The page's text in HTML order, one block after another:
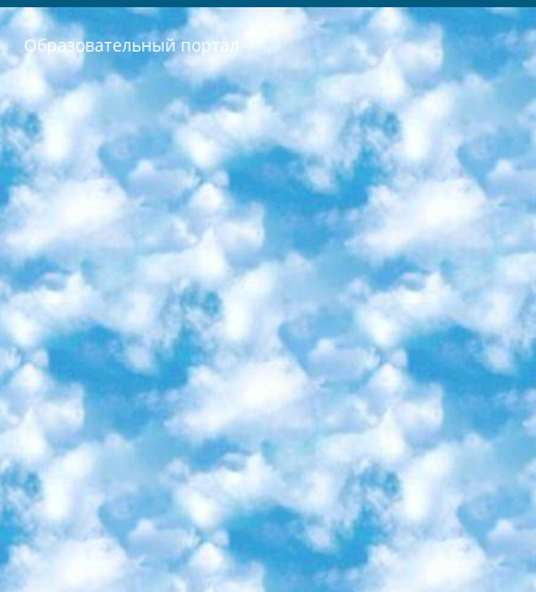
Образовательный портал
РЕСПУБЛИКА УЗБЕКИСТАН МИНИСТРЕРСТВО ДОШКОЛЬНОГО И ШКОЛЬНОГО ОБРАЗОВАНИЯ КОМАНДА в общеобразовательных учреждениях в 2023-2024 учебном году организация и проведение итоговой государственной аттестации обучающихся о Министра дошкольного и школьного образования Республики Узбекистан от 4 марта 2008 года (постановлением Минюста от 20 марта 2008 года № 1778 государственной регистрации) «Итоговое состояние учащихся общего среднего образования на основании положения об утверждении положения об аттестации общего среднего образования выпускной экзамен студентов в образовательных учреждениях в 2023-2024 учебном году В целях организации и прохождения аттестации приказываю: 1. Следующее: перечень предметов, по которым будет проводиться итоговая государственная аттестация и экзамен формы перевода согласно приложению 1; сертификаты международного образца, оценивающие уровень владения иностранными языками перечень согласно приложению 2; 2. Педагогический при специализированных образовательных учреждениях. научно-практический центр квалификации и международной оценки (Д.Давидова) 2024 г. До 25 марта: задания по предметам, по которым будет проводиться итоговая аттестация разработка и утверждение технических условий; итоговая аттестация на основании разработанного предметного задания разработка вопросов по предметам (устно и письменно), экзамен передача; общеобразовательные средние школы и специальные учебные заведения учащиеся выпускных классов школ и интернатов в агентской системе подготовка базы данных экзаменационных материалов и критериев оценки; перевод базы экзаменационных материалов на все языки обучения подать в Республиканский образовательный центр для изготовления; варианты экзаменов на основе разработанных контрольных материалов пусть будут поставлены задачи формирования. 3. Республиканский образовательный центр (Ш.Худайкулов) до 5 апреля 2024 года. до: база данных предоставленных экзаменационных материалов на все языки обучения перевод и экспертиза; для слепых, слабовидящих, глухих, слабослышащих и умственно отсталых детей учащиеся выпускных классов специализированных школ и школ-интернатов база данных экзаменационных материалов на всех преподаваемых языках подготовка критериев оценки; специализированные школы для умственно отсталых детей и технологии для учащихся выпускных классов школ-интернатов разработка соответствующих рекомендаций и критериев проведения ЕГЭ по естествознанию давать задания. 4. Педагогический при специализированных образовательных учреждениях. Научно-практический центр навыков и международной оценки (Д.Давидова), Республика образовательный центр (Худайкулов Ш.) итоговый государственный аттестационный экзамен ориентирован на творческое и логическое мышление при подготовке базы материалов учитывать введение заданий. 5. Следует отметить, что: сертификат государственного образца о знании общеобразовательного предмета и как минимум национальный уровень B1 по предметам на иностранных языках, указанным в Приложении 2. или международно признанный сертификат эквивалентного уровня студенты, изучающие определенный предмет, освобождаются от экзамена; по соответствующим предметам запланирована итоговая государственная аттестация за день до дня, путем жеребьевки Рабочей группой (в письменной форме по предметам, проводимым в форме) из числа сформированных вариантов выбрано 2 варианта; 2 выбранных варианта экзамена анонсированы на официальном сайте министерства и все выпускники по всей стране на основе этих вариантов проводит итоговую государственную аттестацию. 6. Государственное образование учащихся средних общеобразовательных учреждений. знания в соответствии с квалификационными требованиями, которые необходимо приобрести на основании стандартов итоговый (выпускной) контроль для 9 и 11 классов в целях тестирования Экзамены (далее – экзамены) состоят из предметов, перечисленных в приложении 1. будет сделано. 7. Экзамены пройдут с 26 мая по 15 июня 2024 г. (кроме науки физического воспитания). 8. Физическая для учащихся 9 классов общесредних образовательных учреждений. Экзамены по предмету «Образование, квалификация медицина» 1-6 мая 2024 года. сотрудники перевести под присмотр (с отклонениями в физическом или умственном развитии) специализированная школа для детей, школы-интернаты и со сколиозом школы-интернаты санаторного типа для больных детей исключены). 9. Он был слепым, слабовидящим и имел нарушения опорно-двигательного аппарата. экзамены в специализированных школах и интернатах для детей должны проводиться исходя из требований, предъявляемых к общеобразовательным учреждениям (физкультура кроме науки). 10. Специализированная школа для глухих и слабослышащих детей. и экзамены в интернатах и быть реализован в виде письменного теста по математике. 11. Специальность для умственно отсталых детей. Для 9 класса Родной язык и литературное письмо Государственный язык (язык обучения – узбекский). для неклассов) написано Математическое письмо Письменная/устная история Узбекистана Физическое воспитание практично Итоговый контроль Для 11 класса Написание родного языка и литературы (эссе) Математическое письмо Узбекский язык (обучение на узбекском языке) не посещающее общее среднее образование для учреждений)/Образовательное учреждение выбор письменный и устный Иностранный язык письменный/устный Письменная/устная история Узбекистана *По выбору студента:  Химия  Физика  Основы государственного права  География 10 бесплатных образовательных ресурсов - Мы составили подборку онлайн-проектов с интерактивными упражнениями, видеолекциями и статьями. Они помогут вам обрести новые и освежить старые знания бесплатно. 1. «ИНТУИТ» Старейшая образовательная площадка Рунета. Здесь вы найдёте сотни текстовых и видеокурсов на десятки различных тем — от программирования до психологии. Многие курсы подготовлены российскими университетами и крупными международными компаниями вроде Intel и Microsoft. Самостоятельное обучение бесплатное, но желающие могут оплатить услуги персональных наставников. 2. «Смартия» знакомит с актуальными профессиями и подсказывает, как им обучаться. Выбрав заинтересовавшую вас специальность — SMM-специалист, фотограф, веб-дизайнер или другую, — увидите список необходимых для неё умений. Чтобы вы могли освоить их самостоятельно, для каждого умения площадка отображает подборку ссылок на учебные материалы. Хотя «Смартия» ориентируется на русскоязычную аудиторию, часть контента всё же доступна только на английском. 3. «Лекторий Физтеха» Проект Московского физико-технического института (Физтеха). С его помощью вы можете смотреть онлайн серии лекций, записанные на видео в этом вузе. В числе доступных предметов — физика, биология, химия, информационные технологии и другие. К некоторым лекциям администрация ресурса прилагает готовые конспекты, которые можно скачивать в PDF-формате. 4. ITMOcourses Онлайн-площадка Санкт-Петербургского национального исследовательского университета информационных технологий, механики и оптики (ИТМО). Ресурс предоставляет свободный доступ к курсам, разработанным в этом вузе. Каталог материалов разбит на четыре категории: «Оптические системы и технологии», «Приборостроение и робототехника», «Информационные технологии» и «Биотехнологии». Курсы состоят из видеолекций, интерактивных демонстраций и заданий. 5. «КиберЛенинка» Электронная научная библиотека открытого доступа. Каталог площадки регулярно обрастает текстами статей из различных научных изданий. Сгруппированные по журналам и рубрикам публикации можно читать онлайн или скачивать целиком в PDF-формате. Проект нацелен на популяризацию науки за счёт открытого доступа к качественной информации. 6. «ПостНаука» На этом ресурсе публикуют подборки видеолекций, составленные экспертами из разных отраслей и объединённые общими темами. Среди них, к примеру, есть серии «Биоинформатика и геномика», «Культура средневековой Скандинавии» и Cinema Studies о теории кино. Каждая подборка лекций — логически связанная история, рассказанная экспертом от первого лица. Кроме того, на сайте появляются научно-образовательные статьи и тесты на разные темы. 7. «Newочём» Команда проекта «Newочём» отбирает самые интересные тексты из англоязычных СМИ и переводит те из них, за которые голосуют участники сообщества «ВКонтакте». По большей части это научно-популярные статьи. Редакторы придумывают лишь заголовки, в остальном содержание переводов соответствует оригиналам. Полные тексты можно читать прямо в социальной сети. 8. InternetUrok Онлайн-база материалов по основным дисциплинам школьной программы. Информация на сайте структурирована по классам, предметам и темам (урокам). Каждый урок состоит из видеолекций и конспектов. Есть также интерактивные тренажёры и тесты для закрепления пройденного материала. Даже если вы давно окончили школу, возможность повторить программу старших классов всегда может пригодиться. 9. Edutainme Ещё один ресурс об образовании. В отличие от Newtonew, как мне кажется, Edutainme больше ориентируется на представителей индустрии: педагогов, предпринимателей, разработчиков образовательных проектов. Но и любой, кто просто стремится к саморазвитию, найдёт на сайте много полезного и интересного для себя. Например, информацию о новых курсах и образовательных сервисах. 10. Newtonew Онлайн-медиа об образовании и обучении в широком смысле. Авторы Newtonew пишут об инструментах, заведениях, тактиках и стратегиях, которые помогают учить других и получать новые знания самостоятельно. На этой площадке вы найдёте новости, обзоры, аналитические мат